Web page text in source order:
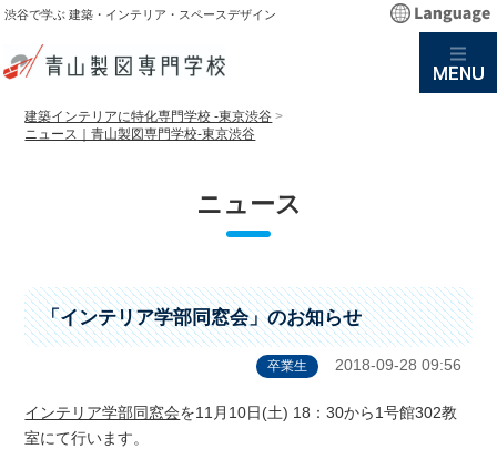
渋谷で学ぶ 建築・インテリア・スペースデザイン
建築インテリアに特化専門学校 -東京渋谷 >
ニュース｜青山製図専門学校-東京渋谷
ニュース
「インテリア学部同窓会」のお知らせ
卒業生 2018-09-28 09:56
インテリア学部同窓会を11月10日(土) 18：30から1号館302教
室にて行います。